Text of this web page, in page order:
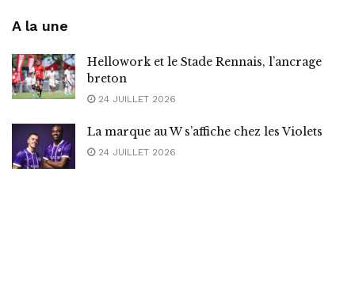
A la une
Hellowork et le Stade Rennais, l’ancrage
breton
24 JUILLET 2026
La marque au W s’affiche chez les Violets
24 JUILLET 2026